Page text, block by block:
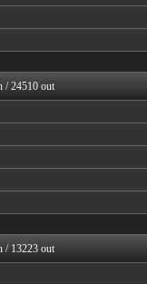
タイムズ
ュース｜みんなの...
5chまとめ-
報
タイムズ
/ 24510 out
/ 13223 out